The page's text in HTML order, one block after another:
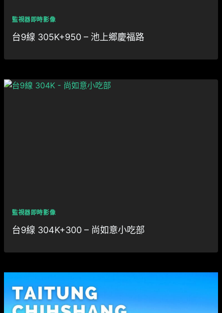
監視器即時影像
台9線 305K+950 – 池上鄉慶福路
監視器即時影像
台9線 304K+300 – 尚如意小吃部